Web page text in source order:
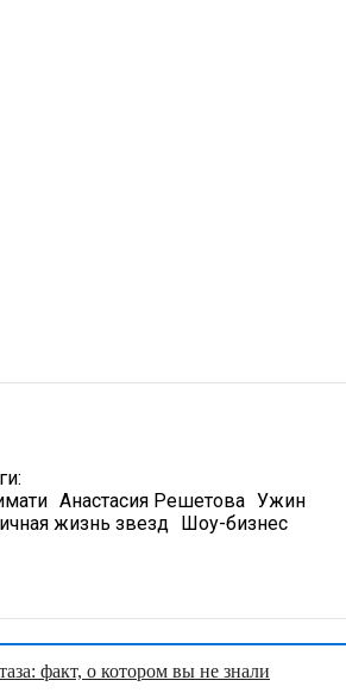
Анастасия Решетова Ужин
жизнь звезд
Шоу-бизнес
факт, о котором вы не знали